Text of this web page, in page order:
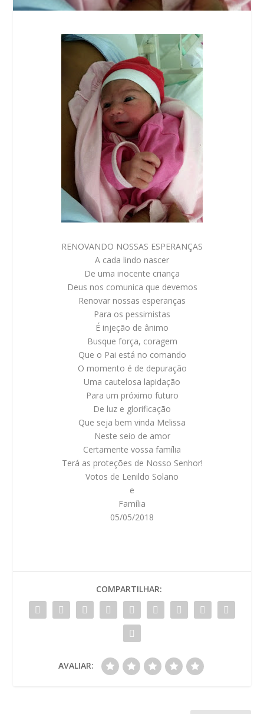
RENOVANDO NOSSAS ESPERANÇAS
A cada lindo nascer
De uma inocente criança
Deus nos comunica que devemos
Renovar nossas esperanças
Para os pessimistas
É injeção de ânimo
Busque força, coragem
Que o Pai está no comando
O momento é de depuração
Uma cautelosa lapidação
Para um próximo futuro
De luz e glorificação
Que seja bem vinda Melissa
Neste seio de amor
Certamente vossa família
Terá as proteções de Nosso Senhor!
Votos de Lenildo Solano
e
Família
05/05/2018
COMPARTILHAR:
AVALIAR: